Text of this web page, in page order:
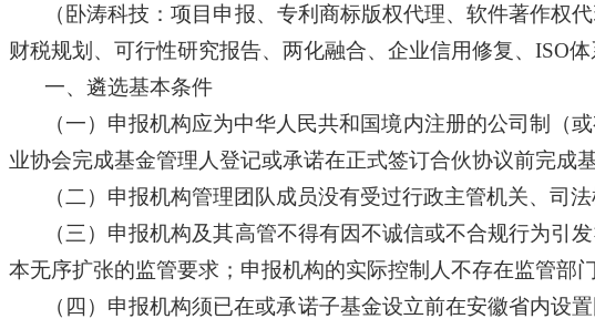
（卧涛科技：项目申报、专利商标版权代理、软件著作
财税规划、可行性研究报告、两化融合、企业信用修复、ISO体
一、遴选基本条件
（一）申报机构应为中华人民共和国境内注册的公司制（
业协会完成基金管理人登记或承诺在正式签订合伙协议前完成
（二）申报机构管理团队成员没有受过行政主管机关、司
（三）申报机构及其高管不得有因不诚信或不合规行为
本无序扩张的监管要求；申报机构的实际控制人不存在监管部
（四）申报机构须已在或承诺子基金设立前在安徽省内设